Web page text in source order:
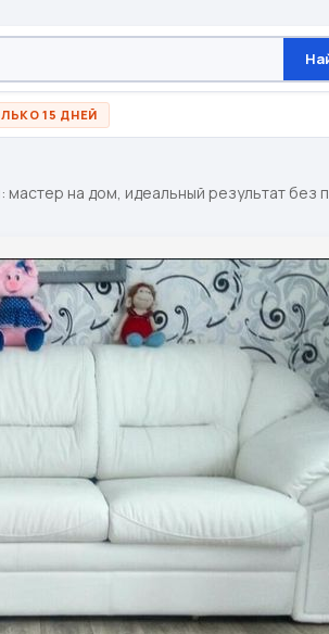
15 ДНЕЙ
на дом, идеальный результат без